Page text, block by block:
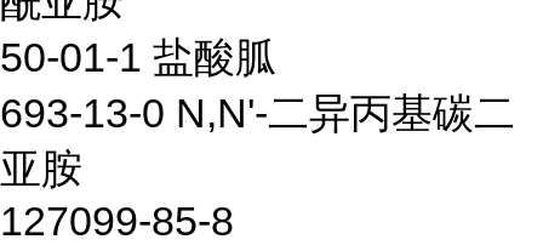
50-01-1 盐酸胍
693-13-0 N,N'-二异丙基碳二
亚胺
127099-85-8